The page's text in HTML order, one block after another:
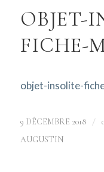
OBJET-
FICHE-
objet-insolite-
9 DÉCEMBRE 2018 /
AUGUSTIN